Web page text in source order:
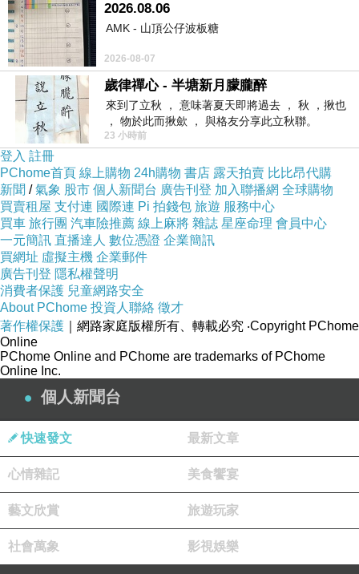
2026.08.06
AMK - 山頂公仔波板糖
2026-08-07
歲律禪心 - 半塘新月朦朧醉
來到了立秋 ， 意味著夏天即將過去 ， 秋 ，揪也
， 物於此而揪歛 ， 與格友分享此立秋聯。
23 小時前
登入 註冊
PChome首頁 線上購物 24h購物 書店 露天拍賣 比比昂代購
新聞 /氣象 股市 個人新聞台 廣告刊登 加入聯播網 全球購物
買賣租屋 支付連 國際連 Pi 拍錢包 旅遊 服務中心
買車 旅行團 汽車險推薦 線上麻將 雜誌 星座命理 會員中心
一元簡訊 直播達人 數位憑證 企業簡訊
買網址 虛擬主機 企業郵件
廣告刊登 隱私權聲明
消費者保護 兒童網路安全
About PChome 投資人聯絡 徵才
著作權保護 ｜網路家庭版權所有、轉載必究 ‧Copyright PChome
Online
PChome Online and PChome are trademarks of PChome
Online Inc.
個人新聞台
快速發文 最新文章
心情雜記 美食饗宴
藝文欣賞 旅遊玩家
社會萬象 影視娛樂